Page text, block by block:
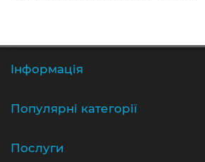
Iнформація
Популярні категорії
Послуги